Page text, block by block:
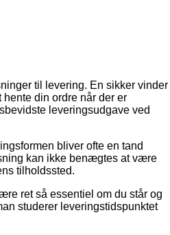
til levering. En sikker vinder
din ordre når der er
leveringsudgave ved
bliver ofte en tand
kan ikke benægtes at være
tilholdssted.
ret så essentiel om du står og
studerer leveringstidspunktet